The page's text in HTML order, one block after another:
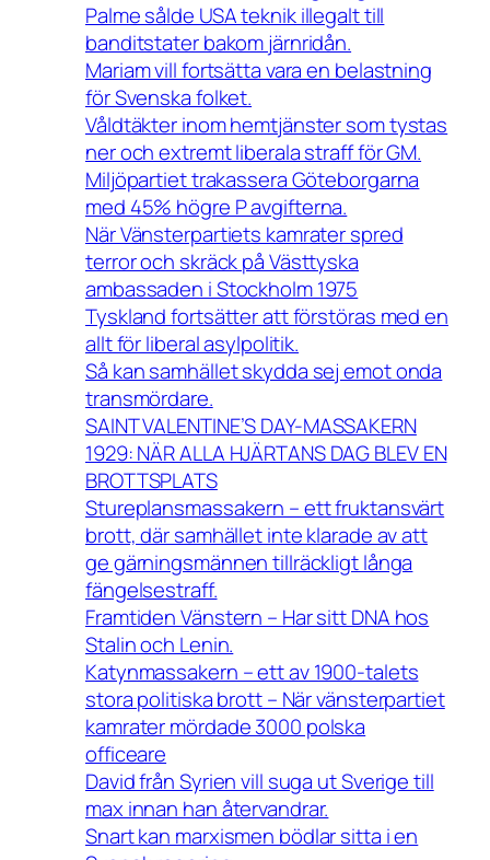
Palme sålde USA teknik illegalt till
banditstater bakom järnridån.
Mariam vill fortsätta vara en belastning
för Svenska folket.
Våldtäkter inom hemtjänster som tystas
ner och extremt liberala straff för GM.
Miljöpartiet trakassera Göteborgarna
med 45% högre P avgifterna.
När Vänsterpartiets kamrater spred
terror och skräck på Västtyska
ambassaden i Stockholm 1975
Tyskland fortsätter att förstöras med en
allt för liberal asylpolitik.
Så kan samhället skydda sej emot onda
transmördare.
SAINT VALENTINE’S DAY-MASSAKERN
1929: NÄR ALLA HJÄRTANS DAG BLEV EN
BROTTSPLATS
Stureplansmassakern – ett fruktansvärt
brott, där samhället inte klarade av att
ge gärningsmännen tillräckligt långa
fängelsestraff.
Framtiden Vänstern – Har sitt DNA hos
Stalin och Lenin.
Katynmassakern – ett av 1900-talets
stora politiska brott – När vänsterpartiet
kamrater mördade 3000 polska
officeare
David från Syrien vill suga ut Sverige till
max innan han återvandrar.
Snart kan marxismen bödlar sitta i en